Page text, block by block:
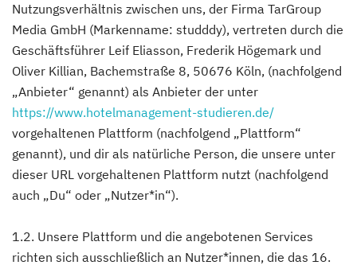
Nutzungsverhältnis zwischen uns, der Firma TarGroup
Media GmbH (Markenname: studddy), vertreten durch die
Geschäftsführer Leif Eliasson, Frederik Högemark und
Oliver Killian, Bachemstraße 8, 50676 Köln, (nachfolgend
„Anbieter“ genannt) als Anbieter der unter
https://www.hotelmanagement-studieren.de/
vorgehaltenen Plattform (nachfolgend „Plattform“
genannt), und dir als natürliche Person, die unsere unter
dieser URL vorgehaltenen Plattform nutzt (nachfolgend
auch „Du“ oder „Nutzer*in“).
1.2. Unsere Plattform und die angebotenen Services
richten sich ausschließlich an Nutzer*innen, die das 16.